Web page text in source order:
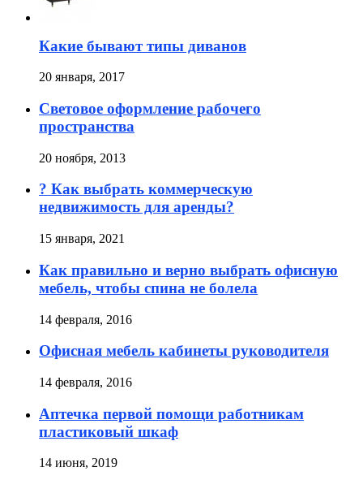
Какие бывают типы диванов
20 января, 2017
Световое оформление рабочего
пространства
20 ноября, 2013
? Как выбрать коммерческую
недвижимость для аренды?
15 января, 2021
Как правильно и верно выбрать офисную
мебель, чтобы спина не болела
14 февраля, 2016
Офисная мебель кабинеты руководителя
14 февраля, 2016
Аптечка первой помощи работникам
пластиковый шкаф
14 июня, 2019